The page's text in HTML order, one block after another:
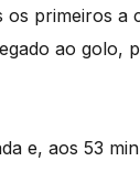
os primeiros
ao golo,
e, aos 53